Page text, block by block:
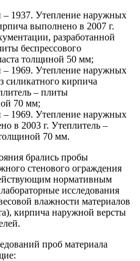
– 1937. Утепление наружных
выполнено в 2007 г.
разработанной
беспрессового
толщиной 50 мм;
– 1969. Утепление наружных
силикатного кирпича
– плиты
70 мм;
– 1969. Утепление наружных
в 2003 г. Утеплитель –
70 мм.
брались пробы
стенового ограждения
нормативным
исследования
влажности материалов
кирпича наружной версты
проб материала